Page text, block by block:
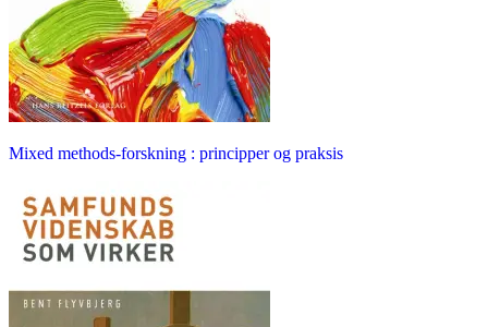
Mixed methods-forskning : principper og praksis